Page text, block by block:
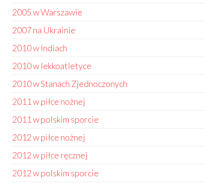
2005 w Warszawie
2007 na Ukrainie
2010 w Indiach
2010 w lekkoatletyce
2010 w Stanach Zjednoczonych
2011 w piłce nożnej
2011 w polskim sporcie
2012 w piłce nożnej
2012 w piłce ręcznej
2012 w polskim sporcie